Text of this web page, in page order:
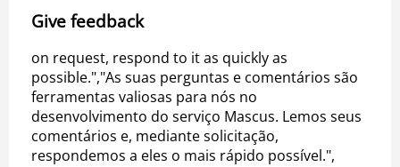
Give feedback
on request, respond to it as quickly as
possible.","As suas perguntas e comentários são
ferramentas valiosas para nós no
desenvolvimento do serviço Mascus. Lemos seus
comentários e, mediante solicitação,
respondemos a eles o mais rápido possível.",